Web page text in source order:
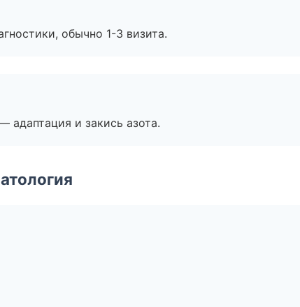
обычно 1-3 визита.
адаптация и закись азота.